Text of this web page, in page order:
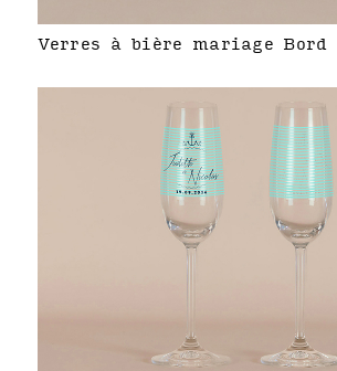
Verres à bière mariage Bord